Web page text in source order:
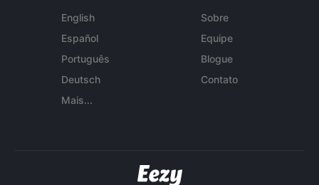
English
Español
Português
Deutsch
Mais...
Sobre
Equipe
Blogue
Contato